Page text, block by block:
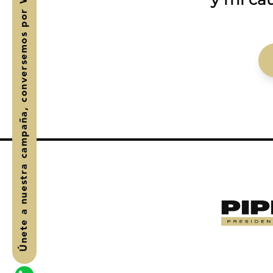
Únete a nuestra campaña